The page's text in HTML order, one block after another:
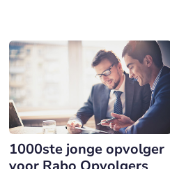
1000ste jonge opvolger